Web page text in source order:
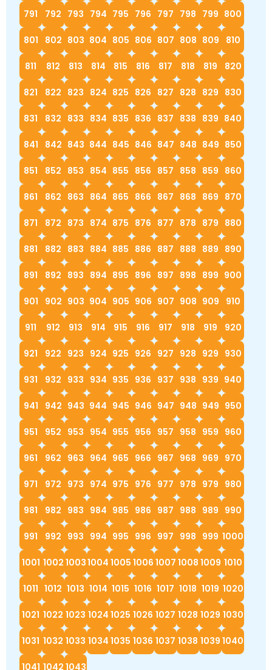
791 792 793 794 795 796 797 798 799 800
801 802 803 804 805 806 807 808 809 810
811 812 813 814 815 816 817 818 819 820
821 822 823 824 825 826 827 828 829 830
831 832 833 834 835 836 837 838 839 840
841 842 843 844 845 846 847 848 849 850
851 852 853 854 855 856 857 858 859 860
861 862 863 864 865 866 867 868 869 870
871 872 873 874 875 876 877 878 879 880
881 882 883 884 885 886 887 888 889 890
891 892 893 894 895 896 897 898 899 900
901 902 903 904 905 906 907 908 909 910
911 912 913 914 915 916 917 918 919 920
921 922 923 924 925 926 927 928 929 930
931 932 933 934 935 936 937 938 939 940
941 942 943 944 945 946 947 948 949 950
951 952 953 954 955 956 957 958 959 960
961 962 963 964 965 966 967 968 969 970
971 972 973 974 975 976 977 978 979 980
981 982 983 984 985 986 987 988 989 990
991 992 993 994 995 996 997 998 999 1000
1001 1002 10031004 1005 1006 1007 1008 1009 1010
1011 1012 1013 1014 1015 1016 1017 1018 1019 1020
1021 1022 1023 1024 1025 1026 1027 1028 1029 1030
1031 1032 1033 1034 1035 1036 1037 1038 1039 1040
1041 1042 1043